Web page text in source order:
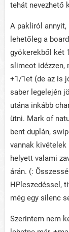
tehát nevezhető
A pakliról annyit,
lehetőleg a
gyökerekből két
slimeot idézzen,
+1/1et (de az is
saber legelején
utána inkább
ütni. Mark of
bent duplán,
vannak
helyett valami
árán. (:
HPleszedéssel,
még egy silenc
Szerintem nem